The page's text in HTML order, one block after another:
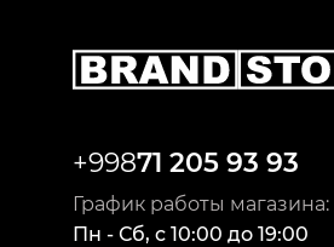
+99871 205 93 93
График работы магазина:
Пн - Сб, c 10:00 до 19:00